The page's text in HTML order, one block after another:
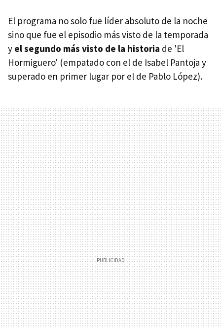
El programa no solo fue líder absoluto de la noche
sino que fue el episodio más visto de la temporada
y el segundo más visto de la historia de 'El
Hormiguero' (empatado con el de Isabel Pantoja y
superado en primer lugar por el de Pablo López).